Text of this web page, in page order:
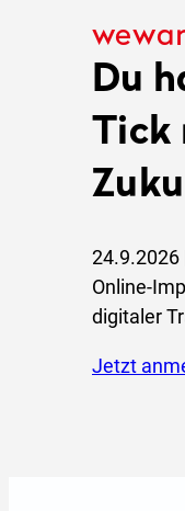
Du
Tick
24.9.2026
Online-
digitaler
jetzt